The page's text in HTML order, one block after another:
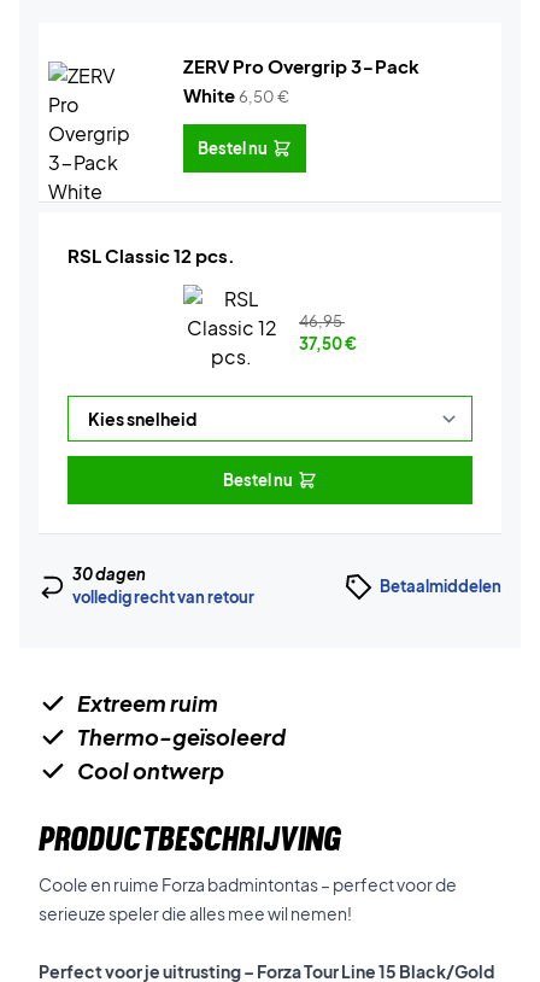
ZERV Pro Overgrip 3-Pack
White6,50€
Bestel nu
RSL Classic 12 pcs.
46,95
37,50€
Bestel nu
30 dagen
volledig recht van retour
Betaalmiddelen
Extreem ruim
Thermo-geïsoleerd
Cool ontwerp
PRODUCTBESCHRIJVING
Coole en ruime Forza badmintontas – perfect voor de
serieuze speler die alles mee wil nemen!
Perfect voor je uitrusting – Forza Tour Line 15 Black/Gold